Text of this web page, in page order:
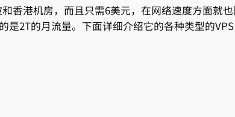
香港机房，而且只需6美元，在网络速度方面就
是2T的月流量。下面详细介绍它的各种类型的